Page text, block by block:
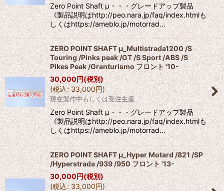
Zero Point Shaft μ・・・グレードアップ製品
《製品説明はhttp://peo.nara.jp/faq/index.htmlも
しくはhttps://ameblo.jp/motorrad…
ZERO POINT SHAFT μ_Multistrada1200 /S
Touring /Pinks peak /GT /S Sport /ABS /S
Pikes Peak /Granturismo フロント '10-
30,000円(税別)
(税込: 33,000円)
現在製作中もしくは受注生産
Zero Point Shaft μ・・・グレードアップ製品
《製品説明はhttp://peo.nara.jp/faq/index.htmlも
しくはhttps://ameblo.jp/motorrad…
ZERO POINT SHAFT μ_Hyper Motard /821 /SP
/Hyperstrada /939 /950 フロント '13-
30,000円(税別)
(税込: 33,000円)